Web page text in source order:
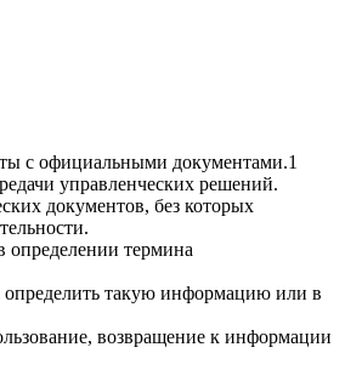
с официальными документами.1
управленческих решений.
документов, без которых
определении термина
такую информацию или в
возвращение к информации